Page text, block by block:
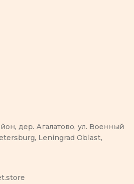
дер. Агалатово, ул. Военный
Leningrad Oblast,